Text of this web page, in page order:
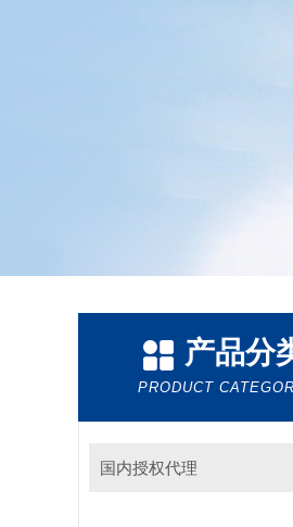
产品分
PRODUCT
国内授权代理